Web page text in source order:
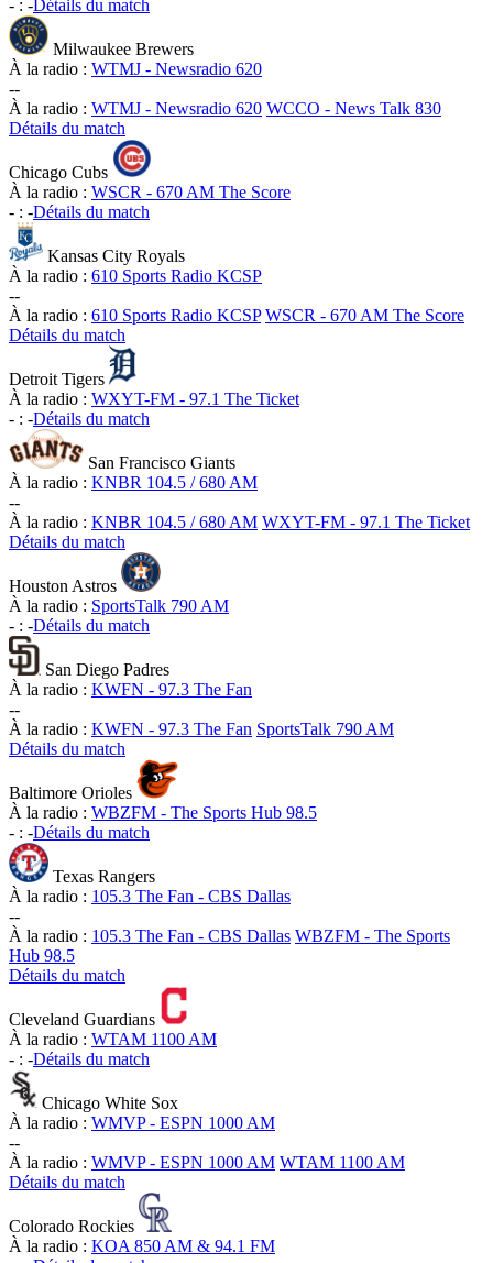
- : - Détails du match
Milwaukee Brewers
À la radio : WTMJ - Newsradio 620
--
À la radio : WTMJ - Newsradio 620 WCCO - News Talk 830
Détails du match
Chicago Cubs
À la radio : WSCR - 670 AM The Score
- : -Détails du match
Kansas City Royals
À la radio : 610 Sports Radio KCSP
--
À la radio : 610 Sports Radio KCSP WSCR - 670 AM The Score
Détails du match
Detroit Tigers
À la radio : WXYT-FM - 97.1 The Ticket
- : -Détails du match
San Francisco Giants
À la radio : KNBR 104.5 / 680 AM
--
À la radio : KNBR 104.5 / 680 AM WXYT-FM - 97.1 The Ticket
Détails du match
Houston Astros
À la radio : SportsTalk 790 AM
- : -Détails du match
San Diego Padres
À la radio : KWFN - 97.3 The Fan
--
À la radio : KWFN - 97.3 The Fan SportsTalk 790 AM
Détails du match
Baltimore Orioles
À la radio : WBZFM - The Sports Hub 98.5
- : -Détails du match
Texas Rangers
À la radio : 105.3 The Fan - CBS Dallas
--
À la radio : 105.3 The Fan - CBS Dallas WBZFM - The Sports
Hub 98.5
Détails du match
Cleveland Guardians
À la radio : WTAM 1100 AM
- : -Détails du match
Chicago White Sox
À la radio : WMVP - ESPN 1000 AM
--
À la radio : WMVP - ESPN 1000 AM WTAM 1100 AM
Détails du match
Colorado Rockies
À la radio : KOA 850 AM & 94.1 FM